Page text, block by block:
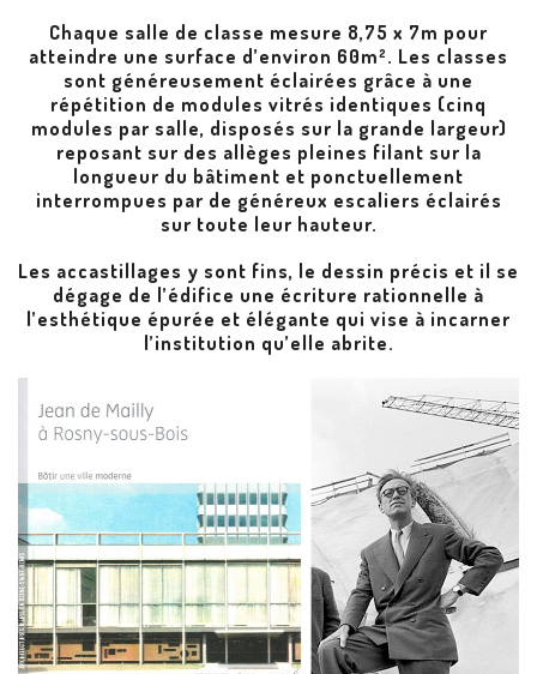
Chaque salle de classe mesure 8,75 x 7m pour
atteindre une surface d’environ 60m². Les classes
sont généreusement éclairées grâce à une
répétition de modules vitrés identiques (cinq
modules par salle, disposés sur la grande largeur)
reposant sur des allèges pleines filant sur la
longueur du bâtiment et ponctuellement
interrompues par de généreux escaliers éclairés
sur toute leur hauteur.
Les accastillages y sont fins, le dessin précis et il se
dégage de l’édifice une écriture rationnelle à
l’esthétique épurée et élégante qui vise à incarner
l’institution qu’elle abrite.